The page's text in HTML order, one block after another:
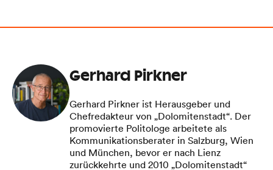
Gerhard Pirkner
Gerhard Pirkner ist Herausgeber und
Chefredakteur von „Dolomitenstadt“. Der
promovierte Politologe arbeitete als
Kommunikationsberater in Salzburg, Wien
und München, bevor er nach Lienz
zurückkehrte und 2010 „Dolomitenstadt“